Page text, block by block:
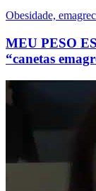
Obesidade,
MEU PESO
“canetas